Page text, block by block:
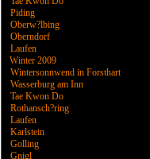
Piding
Oberw?lbing
Oberndorf
Laufen
Winter 2009
Wintersonnwend in Forsthart
Wasserburg am Inn
Tae Kwon Do
Rothansch?ring
Laufen
Karlstein
Golling
Gnigl